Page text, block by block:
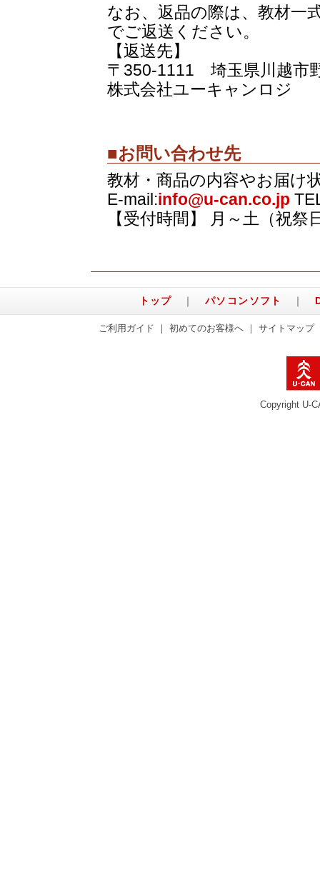
なお、返品の際は、教材一
でご返送ください。
【返送先】
〒350-1111 埼玉県川越市
株式会社ユーキャンロジ
■お問い合わせ先
教材・商品の内容やお届け
E-mail:info@u-can.co.jp
【受付時間】 月～土（祝
トップ ｜ パソコンソフト ｜
ご利用ガイド ｜初めてのお客様へ ｜サイトマップ
Copyright U-